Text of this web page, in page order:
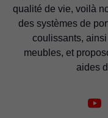
qualité de vie, voilà
des systèmes de
coulissants,
meubles, et
aides